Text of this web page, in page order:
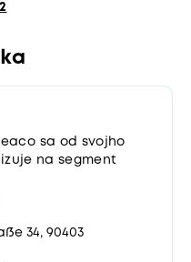
sa od svojho
na segment
34, 90403